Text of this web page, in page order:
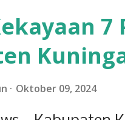
7
Oktober 09, 2024